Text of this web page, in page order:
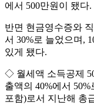
에서 500만원이 됐다.
반면 현금영수증와
서 30%로 늘었으며,
있게 됐다.
◇ 월세액 소득공제
출액의 40%에서
포함)로서 지난해 총